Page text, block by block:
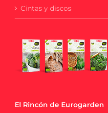
Cintas y discos
El Rincón de Eurogarden